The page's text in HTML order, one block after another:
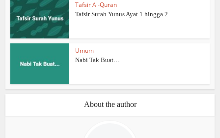
Tafsir Al-Quran
Tafsir Surah Yunus Ayat 1 hingga 2
Umum
Nabi Tak Buat…
About the author